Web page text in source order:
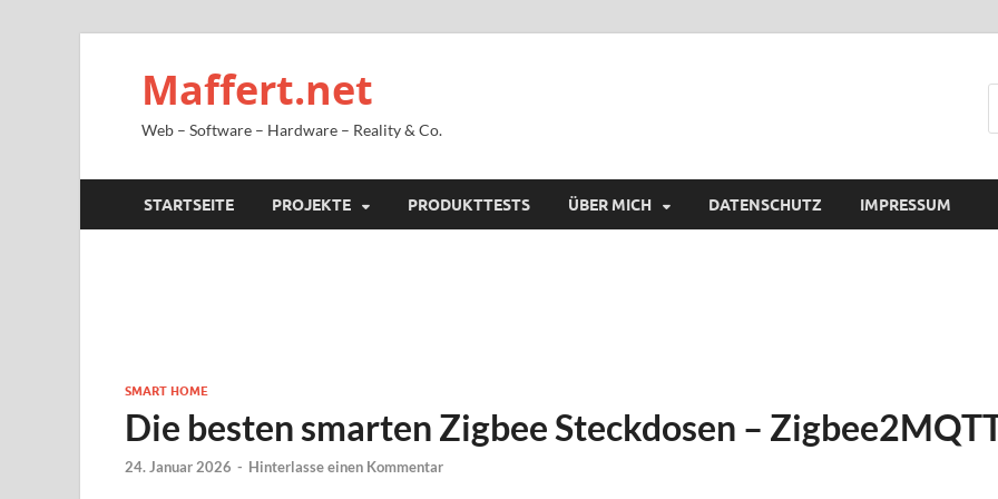
Maffert.net
Web – Software – Hardware – Reality & Co.
STARTSEITE PROJEKTE PRODUKTTESTS ÜBER MICH DATENSCHUTZ IMPRESSUM
SMART HOME
Die besten smarten Zigbee Steckdosen –
24. Januar 2026 - Hinterlasse einen Kommentar